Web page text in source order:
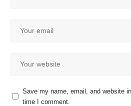
Save my name, email, and website
time I comment.